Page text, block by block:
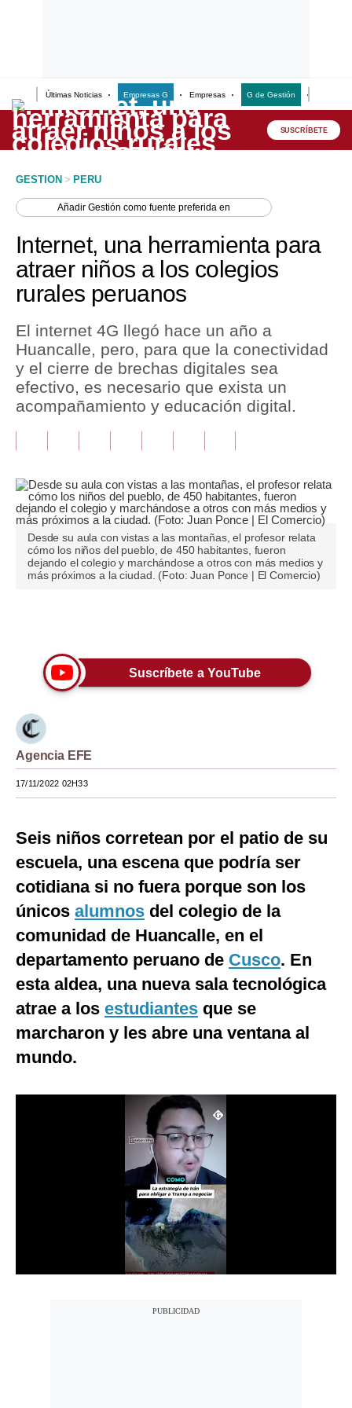
Últimas Noticias Empresas G Empresas G de Gestión
Lo último
Peru Quiosco
Economía
Mercados
Política
Tu Dinero
Finanzas Personales
Opinión
Editorial
Pregunta de hoy
Lujo
Viajes
Moda
Estilos
Mundo
España
Internacional
Club del Suscriptor
Mix
G de Gestión
SUSCRÍBETE
GESTION > PERU
AñadirGestión como fuente preferida en
Internet, una herramienta para
atraer niños a los colegios
rurales peruanos
El internet 4G llegó hace un año a
Huancalle, pero, para que la conectividad
y el cierre de brechas digitales sea
efectivo, es necesario que exista un
acompañamiento y educación digital.
Desde su aula con vistas a las montañas, el profesor relata
cómo los niños del pueblo, de 450 habitantes, fueron
dejando el colegio y marchándose a otros con más medios y
más próximos a la ciudad. (Foto: Juan Ponce | El Comercio)
Suscríbete a YouTube
Agencia EFE
17/11/2022 02H33
Seis niños corretean por el patio de su
escuela, una escena que podría ser
cotidiana si no fuera porque son los
únicos alumnos del colegio de la
comunidad de Huancalle, en el
departamento peruano de Cusco. En
esta aldea, una nueva sala tecnológica
atrae a los estudiantes que se
marcharon y les abre una ventana al
mundo.